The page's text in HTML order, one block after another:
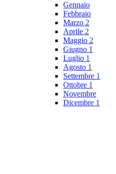
Gennaio
Febbraio
Marzo 2
Aprile 2
Maggio 2
Giugno 1
Luglio 1
Agosto 1
Settembre 1
Ottobre 1
Novembre
Dicembre 1